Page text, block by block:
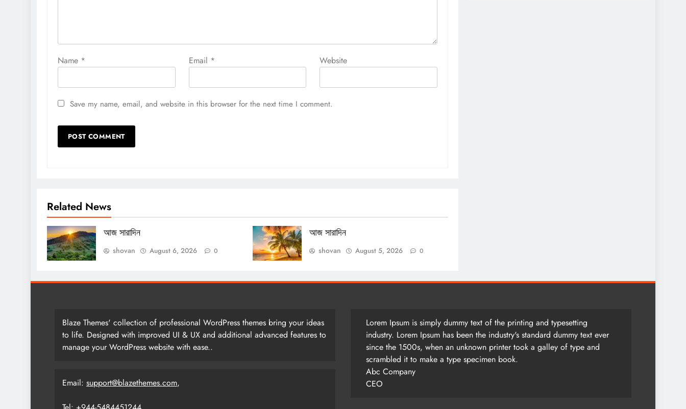
Name * Email * Website
Save my name, email, and website in this browser for the next time I comment.
Related News
আজ সারাদিন
shovan August 6, 2026 0
আজ সারাদিন
shovan August 5, 2026 0
Blaze Themes' collection of professional WordPress themes bring your ideas
to life. Designed with improved UI & UX and additional advanced features to
manage your WordPress website with ease..
Email: support@blazethemes.com,
Lorem Ipsum is simply dummy text of the printing and typesetting
industry. Lorem Ipsum has been the industry's standard dummy text ever
since the 1500s, when an unknown printer took a galley of type and
scrambled it to make a type specimen book.
Abc Company
CEO